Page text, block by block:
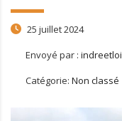
25 juillet 2024
Envoyé par :
Catégorie: Non classé